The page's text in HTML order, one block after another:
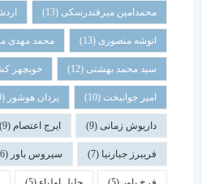
محمدامین میرفندرسکی(13) اردشیر
انوشه منصوری(13) محمد مهدی محمودی
سید محمد بهشتی(12) خوبچهر کشاورزی
امیر جوانبخت(10) یزدان هوشور(10)
داریوش زمانی(9) ایرج اعتصام(9)
فریبرز جبارنیا(7) سیروس باور(6)